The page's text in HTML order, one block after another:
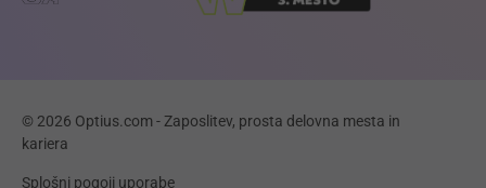
© 2026 Optius.com - Zaposlitev, prosta delovna mesta in
kariera
Splošni pogoji uporabe